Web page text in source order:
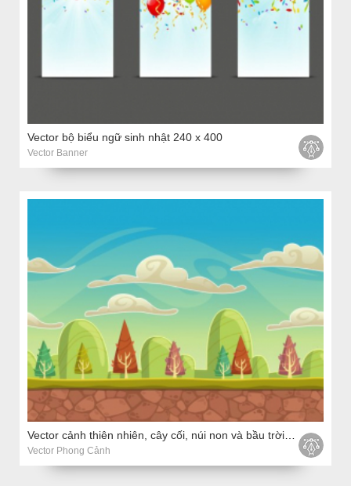
Vector bộ biểu ngữ sinh nhật 240 x 400
Vector Banner
Vector Phong Cảnh